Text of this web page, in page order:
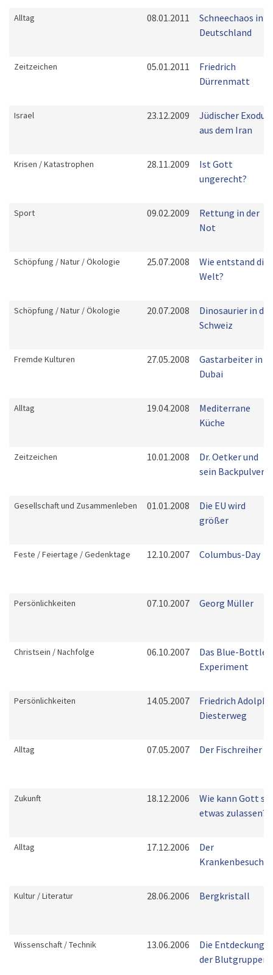
Alltag 08.01.2011
Schneechaos in
Deutschland
Zeitzeichen 05.01.2011
Friedrich
Dürrenmatt
Israel 23.12.2009
Jüdischer Exodus
aus dem Iran
Krisen / Katastrophen 28.11.2009
Ist Gott
ungerecht?
Sport 09.02.2009
Rettung in der
Not
Schöpfung / Natur / Ökologie 25.07.2008
Wie entstand die
Welt?
Schöpfung / Natur / Ökologie 20.07.2008
Dinosaurier in der
Schweiz
Fremde Kulturen 27.05.2008
Gastarbeiter in
Dubai
Alltag 19.04.2008
Mediterrane
Küche
Zeitzeichen 10.01.2008
Dr. Oetker und
sein Backpulver
Gesellschaft und Zusammenleben 01.01.2008
Die EU wird
größer
Feste / Feiertage / Gedenktage 12.10.2007 Columbus-Day
Persönlichkeiten 07.10.2007 Georg Müller
Christsein / Nachfolge 06.10.2007
Das Blue-Bottle-
Experiment
Persönlichkeiten 14.05.2007
Friedrich Adolph
Diesterweg
Alltag 07.05.2007 Der Fischreiher
Zukunft 18.12.2006
Wie kann Gott so
etwas zulassen?
Alltag 17.12.2006
Der
Krankenbesuch
Kultur / Literatur 28.06.2006 Bergkristall
Wissenschaft / Technik 13.06.2006
Die Entdeckung
der Blutgruppen